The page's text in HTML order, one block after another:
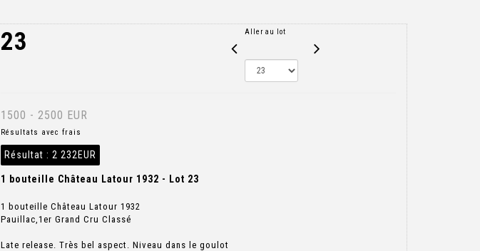
23 Aller au lot
1500 - 2500 EUR
Résultats avec frais
Résultat : 2 232EUR
1 bouteille Château Latour 1932 - Lot 23
1 bouteille Château Latour 1932
Pauillac,1er Grand Cru Classé
Late release. Très bel aspect. Niveau dans le goulot